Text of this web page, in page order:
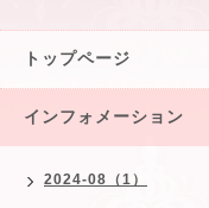
トップページ
インフォメーション
2024-08（1）